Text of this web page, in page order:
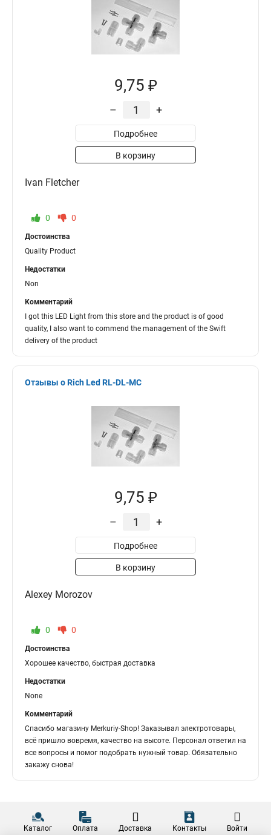
9,75 ₽
– +
Подробнее
В корзину
Ivan Fletcher
0 0
Достоинства
Quality Product
Недостатки
Non
Комментарий
I got this LED Light from this store and the product is of good
quality, I also want to commend the management of the Swift
delivery of the product
Отзывы о Rich Led RL-DL-MC
9,75 ₽
– +
Подробнее
В корзину
Alexey Morozov
0 0
Достоинства
Хорошее качество, быстрая доставка
Недостатки
None
Комментарий
Спасибо магазину Merkuriy-Shop! Заказывал электротовары,
всё пришло вовремя, качество на высоте. Персонал ответил на
все вопросы и помог подобрать нужный товар. Обязательно
закажу снова!
Каталог Оплата Доставка Контакты Войти